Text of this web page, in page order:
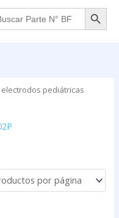
BOTÓN DE
pediátricas